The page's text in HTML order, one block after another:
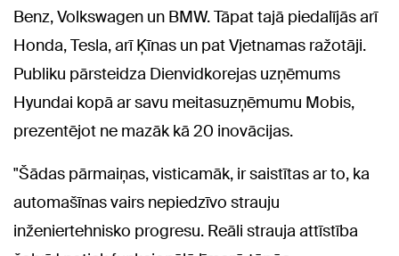
Benz, Volkswagen un BMW. Tāpat tajā piedalījās arī
Honda, Tesla, arī Ķīnas un pat Vjetnamas ražotāji.
Publiku pārsteidza Dienvidkorejas uzņēmums
Hyundai kopā ar savu meitasuzņēmumu Mobis,
prezentējot ne mazāk kā 20 inovācijas.
"Šādas pārmaiņas, visticamāk, ir saistītas ar to, ka
automašīnas vairs nepiedzīvo strauju
inženiertehnisko progresu. Reāli strauja attīstība